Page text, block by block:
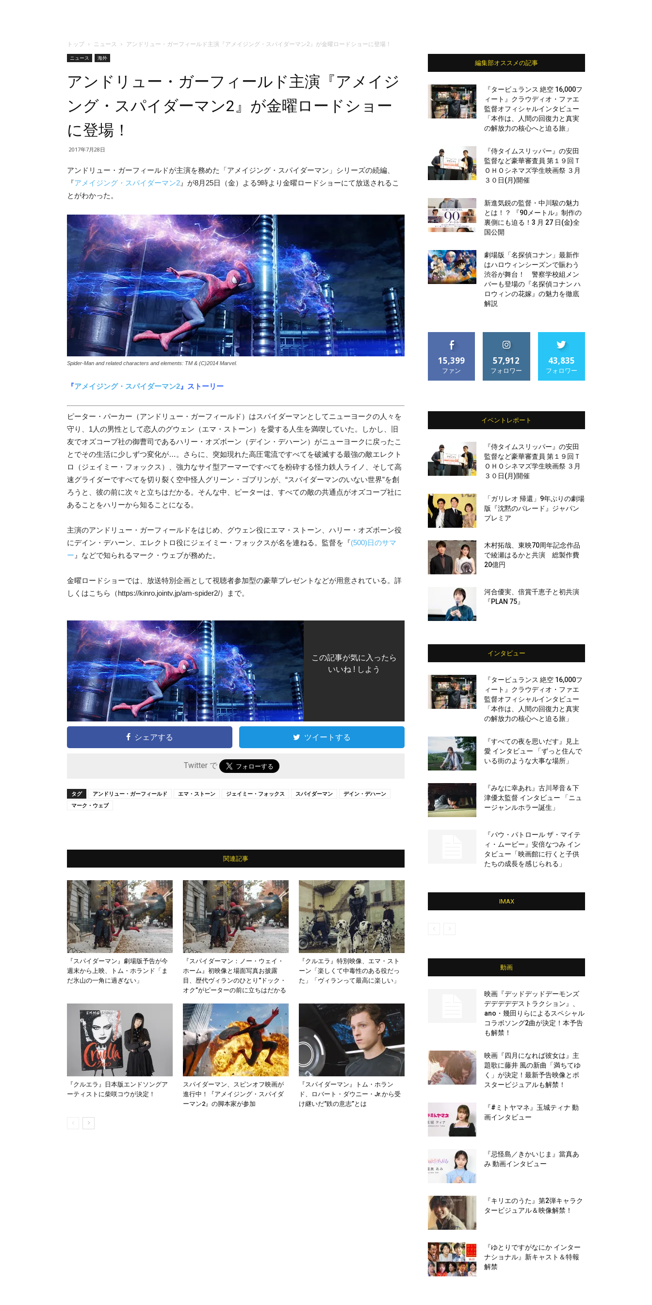
トップ ニュース アンドリュー・ガーフィールド主演『アメイジング・スパイダーマン2』が金曜ロードショーに登場！
ニュース 海外
アンドリュー・ガーフィールド主演『アメイジ
ング・スパイダーマン2』が金曜ロードショー
に登場！
2017年7月28日
アンドリュー・ガーフィールドが主演を務めた「アメイジング・スパイダーマン」シリーズの続編、
『アメイジング・スパイダーマン2 』が8月25日（金）よる9時より金曜ロードショーにて放送されるこ
とがわかった。
Spider-Man and related characters and elements: TM & (C)2014 Marvel.
『アメイジング・スパイダーマン2 』ストーリー
ピーター・パーカー（アンドリュー・ガーフィールド）はスパイダーマンとしてニューヨークの人々を
守り、1人の男性として恋人のグウェン（エマ・ストーン）を愛する人生を満喫していた。しかし、旧
友でオズコープ社の御曹司であるハリー・オズボーン（デイン・デハーン）がニューヨークに戻ったこ
とでその生活に少しずつ変化が…。さらに、突如現れた高圧電流ですべてを破滅する最強の敵エレクト
ロ（ジェイミー・フォックス）、強力なサイ型アーマーですべてを粉砕する怪力鉄人ライノ、そして高
速グライダーですべてを切り裂く空中怪人グリーン・ゴブリンが、“スパイダーマンのいない世界”を創
ろうと、彼の前に次々と立ちはだかる。そんな中、ピーターは、すべての敵の共通点がオズコープ社に
あることをハリーから知ることになる。
主演のアンドリュー・ガーフィールドをはじめ、グウェン役にエマ・ストーン、ハリー・オズボーン役
にデイン・デハーン、エレクトロ役にジェイミー・フォックスが名を連ねる。監督を『(500)日のサマ
ー 』などで知られるマーク・ウェブが務めた。
金曜ロードショーでは、放送特別企画として視聴者参加型の豪華プレゼントなどが用意されている。詳
しくはこちら（https://kinro.jointv.jp/am-spider2/）まで。
この記事が気に入ったら
いいね ! しよう
シェアする ツイートする
Twitter で
タグ アンドリュー・ガーフィールド エマ・ストーン ジェイミー・フォックス スパイダーマン
デイン・デハーン
マーク・ウェブ
関連記事
『スパイダーマン』劇場版予告が今
週末から上映、トム・ホランド「ま
だ氷山の一角に過ぎない」
『スパイダーマン：ノー・ウェイ・
ホーム』初映像と場面写真お披露
目、歴代ヴィランのひとり“ドック・
オク”がピーターの前に立ちはだかる
『クルエラ』特別映像、エマ・スト
ーン「楽しくて中毒性のある役だっ
た」「ヴィランって最高に楽しい」
『クルエラ』日本版エンドソングア
ーティストに柴咲コウが決定！
スパイダーマン、スピンオフ映画が
進行中！『アメイジング・スパイダ
ーマン2』の脚本家が参加
『スパイダーマン』トム・ホラン
ド、ロバート・ダウニー・Jr.から受
け継いだ“鉄の意志”とは
編集部オススメの記事
『タービュランス 絶空 16,000フ
ィート』クラウディオ・ファエ
監督オフィシャルインタビュー
「本作は、人間の回復力と真実
の解放力の核心へと迫る旅」
『侍タイムスリッパー』の安田
監督など豪華審査員 第１９回Ｔ
ＯＨＯシネマズ学生映画祭 ３月
３０日(月)開催
新進気鋭の監督・中川駿の魅力
とは！？ 『90メートル』制作の
裏側にも迫る！3 月 27 日(金)全
国公開
劇場版「名探偵コナン」最新作
はハロウィンシーズンで賑わう
渋谷が舞台！ 警察学校組メン
バーも登場の『名探偵コナン ハ
ロウィンの花嫁』の魅力を徹底
解説
15,399
ファン
57,912
フォロワー
43,835
フォロワー
イベントレポート
『侍タイムスリッパー』の安田
監督など豪華審査員 第１９回Ｔ
ＯＨＯシネマズ学生映画祭 ３月
３０日(月)開催
「ガリレオ 帰還」9年ぶりの劇場
版『沈黙のパレード』ジャパン
プレミア
木村拓哉、東映70周年記念作品
で綾瀬はるかと共演 総製作費
20億円
河合優実、倍賞千恵子と初共演
『PLAN 75』
インタビュー
『タービュランス 絶空 16,000フ
ィート』クラウディオ・ファエ
監督オフィシャルインタビュー
「本作は、人間の回復力と真実
の解放力の核心へと迫る旅」
『すべての夜を思いだす』見上
愛 インタビュー 「ずっと住んで
いる街のような大事な場所」
『みなに幸あれ』古川琴音＆下
津優太監督 インタビュー 「ニュ
ージャンルホラー誕生」
『パウ・パトロール ザ・マイテ
ィ・ムービー』安倍なつみ イン
タビュー「映画館に行くと子供
たちの成長を感じられる」
IMAX
動画
映画『デッドデッドデーモンズ
デデデデデストラクション』、
ano・幾田りらによるスペシャル
コラボソング2曲が決定！本予告
も解禁！
映画『四月になれば彼女は』主
題歌に藤井 風の新曲「満ちてゆ
く」が決定！最新予告映像とポ
スタービジュアルも解禁！
『#ミトヤマネ』玉城ティナ 動
画インタビュー
『忌怪島／きかいじま』當真あ
み 動画インタビュー
『キリエのうた』第2弾キャラク
タービジュアル＆映像解禁！
『ゆとりですがなにか インター
ナショナル』新キャスト＆特報
解禁